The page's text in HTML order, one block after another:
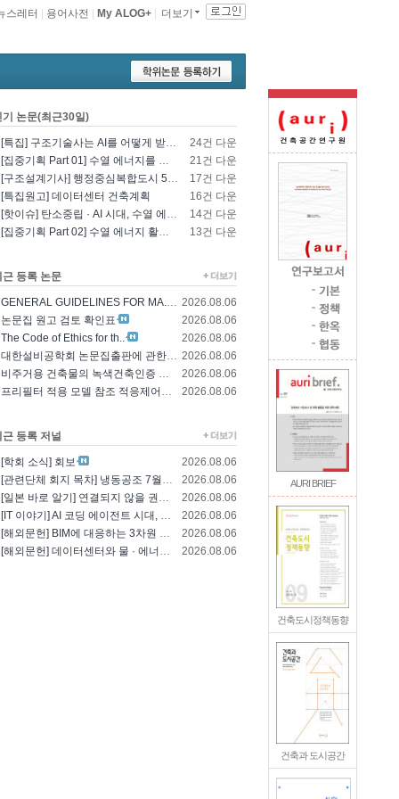
AURI BRIEF
건축도시정책동향
건축과 도시공간
더보기
My ALOG+
용어사전
스레터
기 논문(최근30일)
[특집] 구조기술사는 AI를 어떻게 받아들일 것인가? - 영국구조기술사회의 AI 및 L..
24건 다운
[집중기획 Part 01] 수열 에너지를 이용한 건물 냉난방 및 데이터센터 냉각
21건 다운
[구조설계기사] 행정중심복합도시 5-1생활권 L5BL 공공주택 건설공사 모듈러 건축물 ..
17건 다운
[특집원고] 데이터센터 건축계획
16건 다운
[핫이슈] 탄소중립 · AI 시대, 수열 에너지 기술의 재조명과 고도화 방향
14건 다운
[집중기획 Part 02] 수열 에너지 활용 기술 및 수열 플랜트 적용
13건 다운
근 등록 논문
GENERAL GUIDELINES FOR MA.. 2026.08.06
논문집 원고 검토 확인표
2026.08.06
The Code of Ethics for th..
2026.08.06
대한설비공학회 논문집출판에 관한 윤리규정 2026.08.06
비주거용 건축물의 녹색건축인증 에너지 및 환경..
2026.08.06
프리필터 적용 모델 참조 적응제어에 의한 가변..
2026.08.06
근 등록 저널
[학회 소식] 회보
2026.08.06
[관련단체 회지 목차] 냉동공조 7월호(한국냉..
2026.08.06
[일본 바로 알기] 연결되지 않을 권리를 찾는..
2026.08.06
[IT 이야기] AI 코딩 에이전트 시대, 엔..
2026.08.06
[해외문헌] BIM에 대응하는 3차원 건축 설..
2026.08.06
[해외문헌] 데이터센터와 물 · 에너지의 통합..
2026.08.06